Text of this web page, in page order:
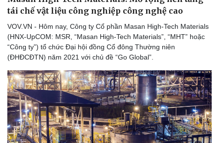
tái chế vật liệu công nghiệp công nghệ cao
VOV.VN - Hôm nay, Công ty Cổ phần Masan High-Tech Materials
(HNX-UpCOM: MSR, “Masan High-Tech Materials”, “MHT” hoặc
“Công ty”) tổ chức Đại hội đồng Cổ đông Thường niên
(ĐHĐCĐTN) năm 2021 với chủ đề “Go Global”.